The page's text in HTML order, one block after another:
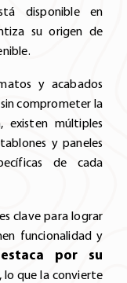
disponible en
su origen de
y acabados
comprometer la
existen múltiples
y paneles
de cada
clave para lograr
funcionalidad y
por su
lo que la convierte